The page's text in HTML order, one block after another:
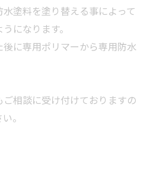
塗料を塗り替える事によって
になります。
に専用ポリマーから専用防水
相談に受け付けておりますの
。